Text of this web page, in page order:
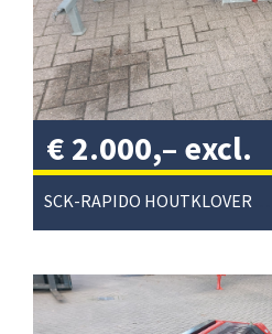
€ 2.000,– excl.
btw/